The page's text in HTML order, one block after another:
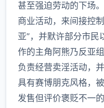
甚至强迫劳动的下场
商业活动，来间接控
亚”，并默许部分市民
作的主角阿熊乃反亚
负责经营卖淫活动，
具有赛博朋克风格，
发售但评价褒贬不一